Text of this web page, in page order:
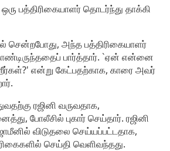
பத்திரிகையாளர் தொடர்ந்து தாக்கி
சென்றபோது, அந்த பத்திரிகையாளர்
பார்த்தார். `ஏன் என்னை
என்று கேட்பதற்காக, காரை அவர்
ரஜினி வருவதாக,
போலீசில் புகார் செய்தார். ரஜினி
விடுதலை செய்யப்பட்டதாக,
செய்தி வெளிவந்தது.